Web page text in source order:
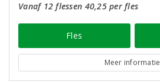
Vanaf 12 flessen 40,25 per fles
Fles
Meer informatie